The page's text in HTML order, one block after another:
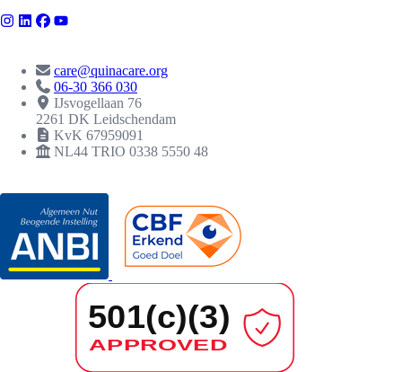
care@quinacare.org
06-30 366 030
IJsvogellaan 76
2261 DK Leidschendam
KvK 67959091
NL44 TRIO 0338 5550 48